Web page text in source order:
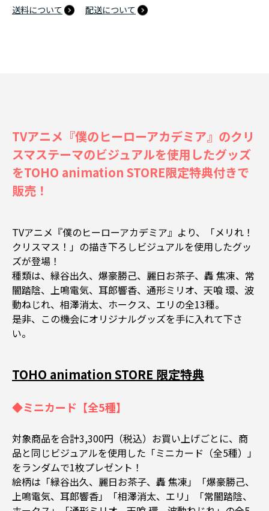
送料について 配送について
TVアニメ『僕のヒーローアカデミア』のクリ
スマステーマのビジュアルを使用したグッズ
をTOHO animation STORE限定特典付きで
販売！
TVアニメ『僕のヒーローアカデミア』より、「メリれ！
クリスマス！」の描き下ろしビジュアルを使用したグッ
ズが登場！
種類は、緑谷出久、爆豪勝己、麗日お茶子、轟 焦凍、常
闇踏陰、上鳴電気、耳郎響香、通形ミリオ、天喰 環、波
動ねじれ、相澤消太、ホークス、エリの全13種。
是非、この機会にオリジナルグッズを手に入れて下さ
い。
TOHO animation STORE 限定特典
◆ミニカード【全5種】
対象商品を合計3,300円（税込）お買い上げごとに、商
品と同じビジュアルを使用した「ミニカード（全5種）」
をランダムで1枚プレゼント！
絵柄は「緑谷出久、麗日お茶子、轟 焦凍」「爆豪勝己、
上鳴電気、耳郎響香」「相澤消太、エリ」「常闇踏陰、